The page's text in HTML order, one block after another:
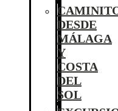
DESDE
MÁLAGA
Y
COSTA
DEL
SOL